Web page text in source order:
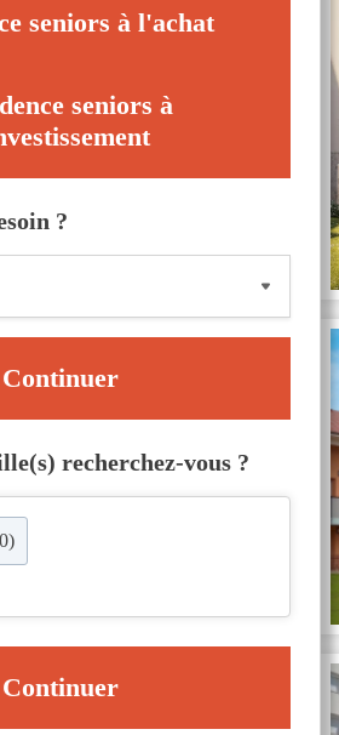
seniors à l'achat
seniors à
?
Continuer
recherchez-vous ?
Continuer